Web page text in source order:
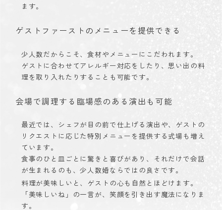
ます。
ゲストファーストのメニューを提供できる
少人数だからこそ、食材やメニューにこだわれます。
ゲストに合わせてアレルギー対応をしたり、思い出の料
理を取り入れたりすることも可能です。
会場で調理する臨場感のある演出も可能
最近では、シェフが目の前で仕上げる演出や、ゲストの
リクエストに応じた特別メニューを提供する式場も増え
ています。
食事のひと皿ごとに驚きと喜びがあり、それだけで会話
が生まれるのも、少人数婚ならではの良さです。
料理が美味しいと、ゲストの心も自然とほどけます。
「美味しいね」の一言が、笑顔を引き出す魔法になりま
す。